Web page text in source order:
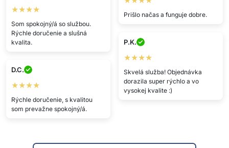
Prišlo načas a funguje dobre.
★★★★
Som spokojný/á so službou.
Rýchle doručenie a slušná
kvalita.
P.K.
★★★★
Skvelá služba! Objednávka
dorazila super rýchlo a vo
vysokej kvalite :)
D.C.
★★★★
Rýchle doručenie, s kvalitou
som prevažne spokojný/á.